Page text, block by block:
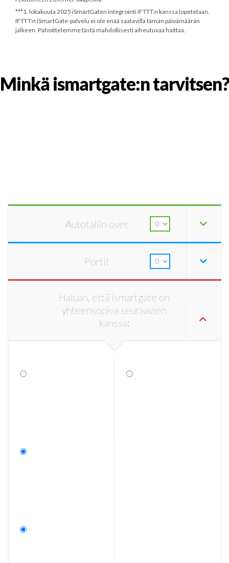
***1. lokakuuta 2025 iSmartGaten integrointi IFTTT:n kanssa lopetetaan.
IFTTT:n iSmartGate-palvelu ei ole enää saatavilla tämän päivämäärän
jälkeen. Pahoittelemme tästä mahdollisesti aiheutuvaa haittaa.
Minkä ismartgate:n tarvitsen?
Autotallin ovet
Portit
Haluan, että ismartgate on
yhteensopiva seuraavien
kanssa: